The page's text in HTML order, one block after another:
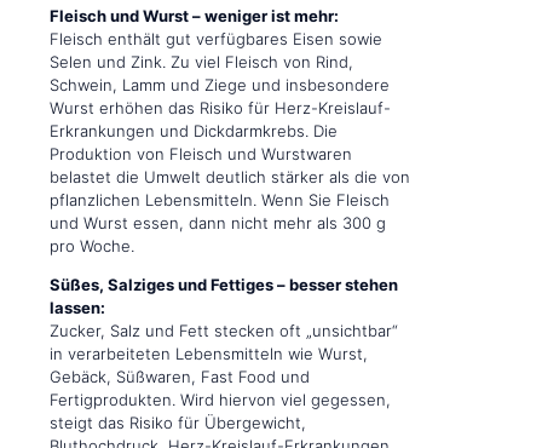
Fleisch und Wurst – weniger ist mehr:
Fleisch enthält gut verfügbares Eisen sowie
Selen und Zink. Zu viel Fleisch von Rind,
Schwein, Lamm und Ziege und insbesondere
Wurst erhöhen das Risiko für Herz-Kreislauf-
Erkrankungen und Dickdarmkrebs. Die
Produktion von Fleisch und Wurstwaren
belastet die Umwelt deutlich stärker als die von
pflanzlichen Lebensmitteln. Wenn Sie Fleisch
und Wurst essen, dann nicht mehr als 300 g
pro Woche.
Süßes, Salziges und Fettiges – besser stehen
lassen:
Zucker, Salz und Fett stecken oft „unsichtbar“
in verarbeiteten Lebensmitteln wie Wurst,
Gebäck, Süßwaren, Fast Food und
Fertigprodukten. Wird hiervon viel gegessen,
steigt das Risiko für Übergewicht,